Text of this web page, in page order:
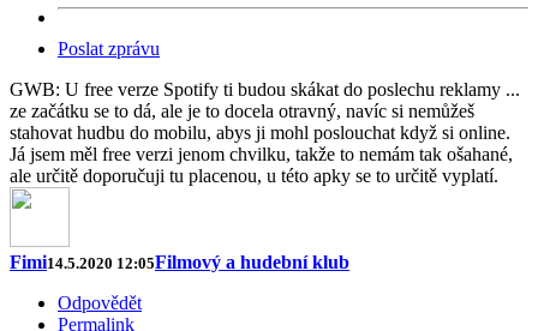
Poslat zprávu
GWB: U free verze Spotify ti budou skákat do poslechu reklamy ...
ze začátku se to dá, ale je to docela otravný, navíc si nemůžeš
stahovat hudbu do mobilu, abys ji mohl poslouchat když si online.
Já jsem měl free verzi jenom chvilku, takže to nemám tak ošahané,
ale určitě doporučuji tu placenou, u této apky se to určitě vyplatí.
Fimi14.5.2020 12:05Filmový a hudební klub
Odpovědět
Permalink